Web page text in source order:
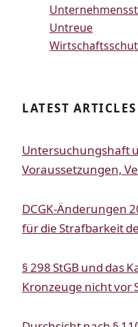
Untreue
LATEST ARTICLES
Untersuchungshaft
Voraussetzungen,
DCGK-Änderungen
für die Strafbarkeit
§ 298 StGB und das
Kronzeuge nicht vor